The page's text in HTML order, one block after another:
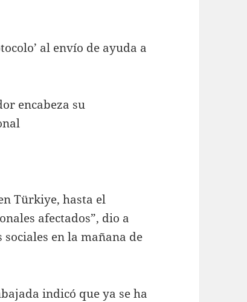
al envío de ayuda a
encabeza su
Türkiye, hasta el
afectados”, dio a
en la mañana de
indicó que ya se ha